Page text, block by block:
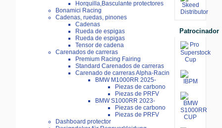
Horquilla,Basculante protectores
Bonamici Racing
Cadenas, ruedas, pinones
Cadenas
Rueda de espigas
Rueda de espigas
Tensor de cadena
Carenados de carreras
Premium Racing Fairing
Standard Carenados de carreras
Carenado de carreras Alpha-Racin
BMW M1000RR 2025-
Piezas de carbono
Piezas de PRFV
BMW S1000RR 2023-
Piezas de carbono
Piezas de PRFV
Dashboard protector
Patrocinador